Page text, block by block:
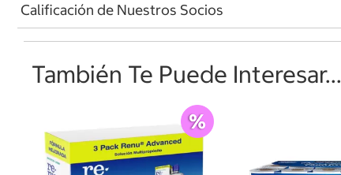
Calificación de Nuestros Socios
También Te Puede Interesar...